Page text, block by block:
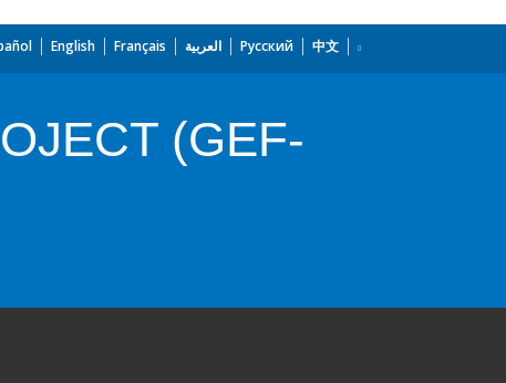
English Français العربية Русский 中文
(GEF-